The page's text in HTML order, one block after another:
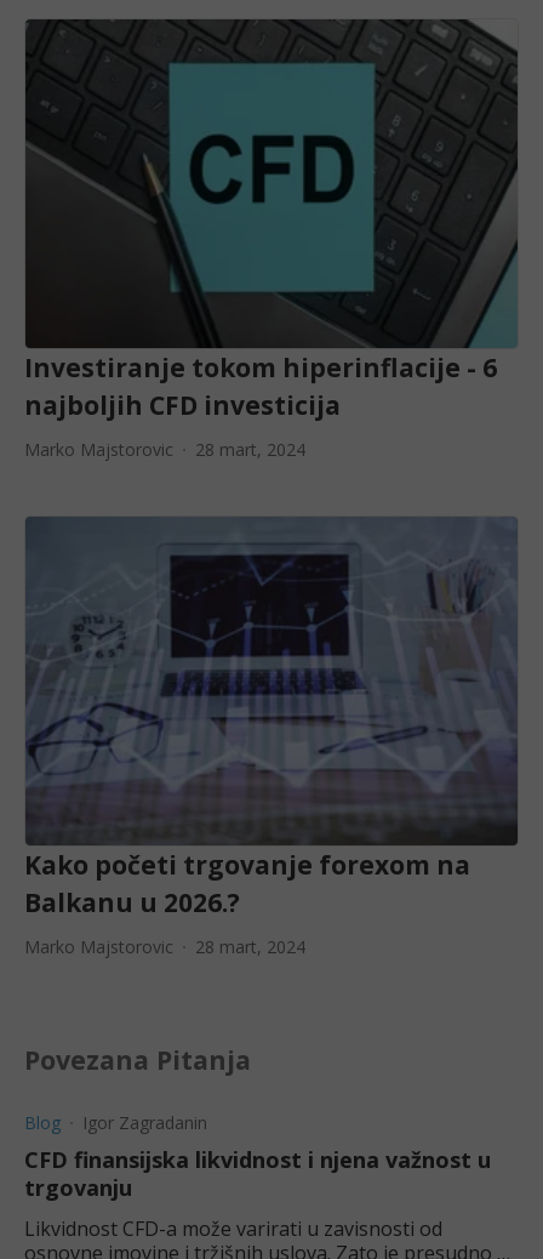
Investiranje tokom hiperinflacije - 6
najboljih CFD investicija
Marko Majstorovic 28 mart, 2024
Kako početi trgovanje forexom na
Balkanu u 2026.?
Marko Majstorovic 28 mart, 2024
Povezana Pitanja
Blog Igor Zagradanin
CFD finansijska likvidnost i njena važnost u
trgovanju
Likvidnost CFD-a može varirati u zavisnosti od
osnovne imovine i tržišnih uslova. Zato je presudno da